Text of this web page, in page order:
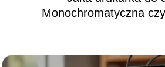
Monochromatyczna